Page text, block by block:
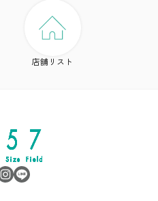
店舗リスト